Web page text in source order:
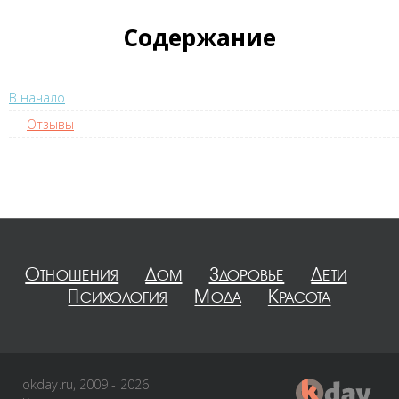
Содержание
В начало
Отзывы
Отношения Дом Здоровье
Дети
Психология
Мода Красота
okday.ru, 2009 - 2026